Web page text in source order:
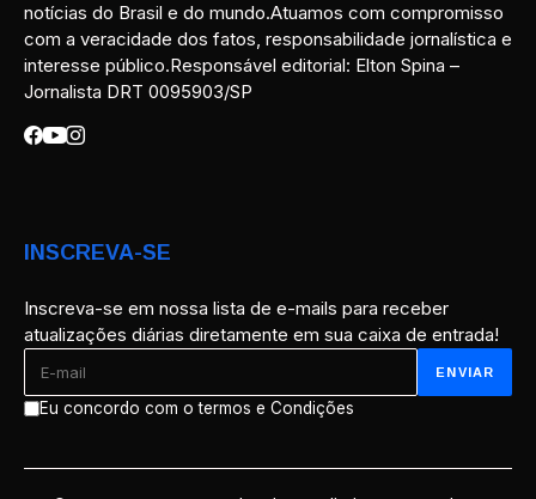
notícias do Brasil e do mundo.Atuamos com compromisso
com a veracidade dos fatos, responsabilidade jornalística e
interesse público.Responsável editorial: Elton Spina –
Jornalista DRT 0095903/SP
INSCREVA-SE
Inscreva-se em nossa lista de e-mails para receber
atualizações diárias diretamente em sua caixa de entrada!
Eu concordo com o termos e Condições